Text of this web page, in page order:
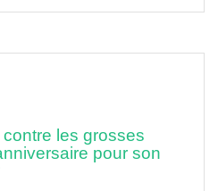
les grosses
pour son